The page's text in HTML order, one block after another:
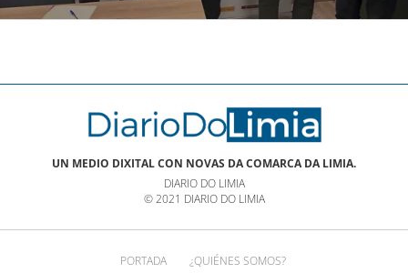
UN MEDIO DIXITAL CON NOVAS DA COMARCA DA LIMIA.
DIARIO DO LIMIA
© 2021 DIARIO DO LIMIA
PORTADA ¿QUIÉNES SOMOS?